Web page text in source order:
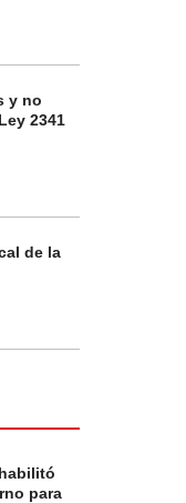
y no
2341
de la
para